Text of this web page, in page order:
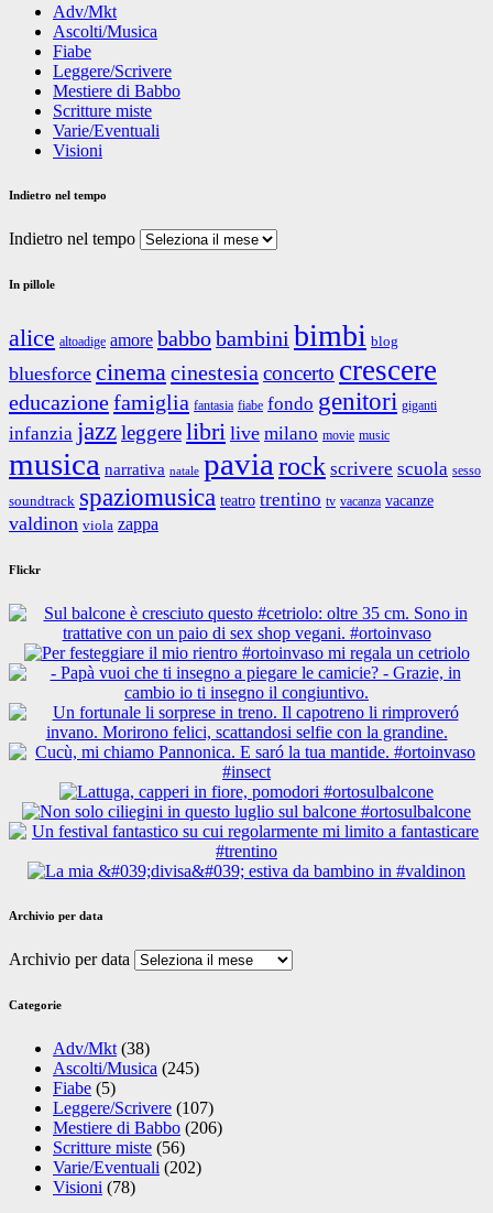
Adv/Mkt
Ascolti/Musica
Fiabe
Leggere/Scrivere
Mestiere di Babbo
Scritture miste
Varie/Eventuali
Visioni
Indietro nel tempo
Indietro nel tempo
In pillole
alice altoadige amore babbobambini bimbi blog
bluesforce cinema cinestesia concerto crescere
educazionefamiglia fantasia fiabe fondo genitori giganti
infanzia jazzleggerelibri live milano movie music
musica narrativa natale pavia rock scrivere scuola sesso
soundtrack spaziomusica teatro trentino tv vacanza vacanze
valdinon viola zappa
Flickr
Archivio per data
Archivio per data
Categorie
Adv/Mkt (38)
Ascolti/Musica (245)
Fiabe (5)
Leggere/Scrivere (107)
Mestiere di Babbo (206)
Scritture miste (56)
Varie/Eventuali (202)
Visioni (78)